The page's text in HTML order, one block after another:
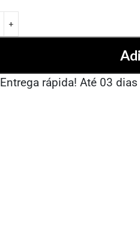
Entrega rápida! Até 03